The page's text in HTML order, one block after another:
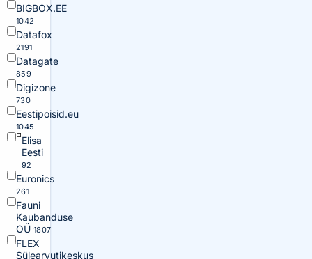
BIGBOX.EE
1042
Datafox
2191
Datagate
859
Digizone
730
Eestipoisid.eu
1045
Elisa
Eesti
92
Euronics
261
Fauni
Kaubanduse
OÜ 1807
FLEX
Sülearvutikeskus